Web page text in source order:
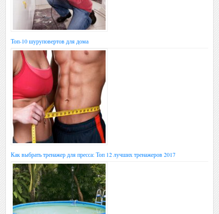
Топ-10 шуруповертов для дома
Как выбрать тренажер для пресса: Топ 12 лучших тренажеров 2017